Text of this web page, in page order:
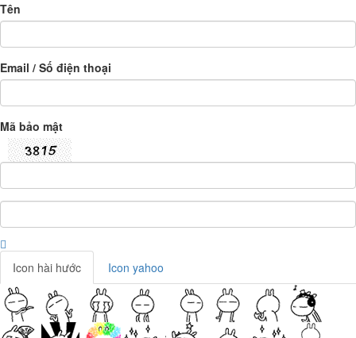
Tên
Email / Số điện thoại
Mã bảo mật
Icon hài hước Icon yahoo